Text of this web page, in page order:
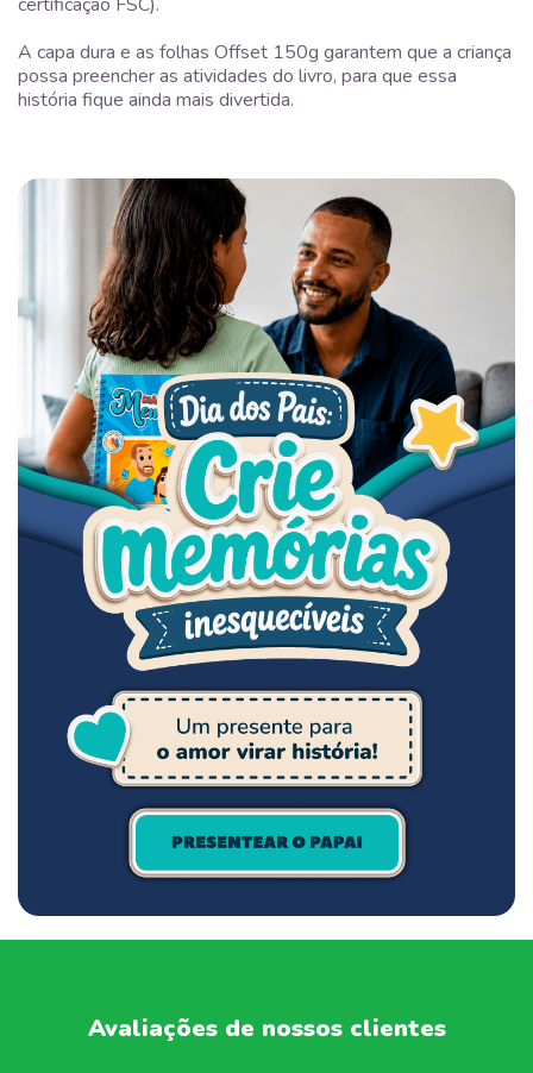
A capa dura e as folhas Offset 150g garantem que a criança
possa preencher as atividades do livro, para que essa
história fique ainda mais divertida.
Avaliações de nossos clientes